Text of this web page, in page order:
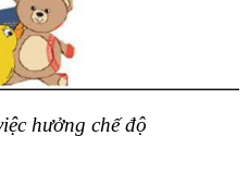
hưởng chế độ